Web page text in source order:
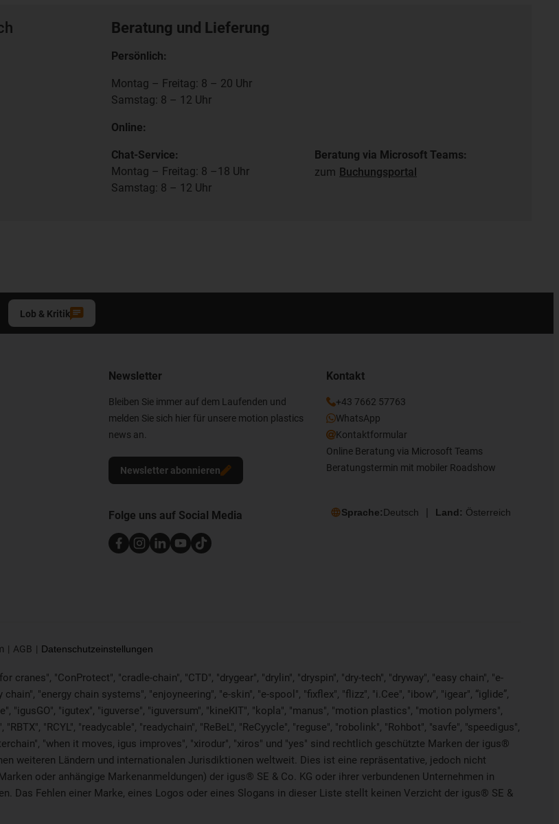
Beratung und Lieferung
Persönlich:
Montag – Freitag: 8 – 20 Uhr
Samstag: 8 – 12 Uhr
Online:
Chat-Service:
Montag – Freitag: 8 –18 Uhr
Samstag: 8 – 12 Uhr
Beratung via Microsoft Teams:
zum Buchungsportal
Lob & Kritik
Newsletter
Bleiben Sie immer auf dem Laufenden und
melden Sie sich hier für unsere motion plastics
news an.
Newsletter abonnieren
Kontakt
+43 7662 57763
WhatsApp
Kontaktformular
Online Beratung via Microsoft Teams
Beratungstermin mit mobiler Roadshow
Folge uns auf Social Media Sprache:Deutsch Land: Österreich
AGB Datenschutzeinstellungen
cranes", "ConProtect", "cradle-chain", "CTD", "drygear", "drylin", "dryspin", "dry-tech", "dryway", "easy chain", "e-
"energy chain systems", "enjoyneering", "e-skin", "e-spool", "fixflex", "flizz", "i.Cee", "ibow", "igear", “iglide”,
"igusGO", "igutex", "iguverse", "iguversum", "kineKIT", "kopla", "manus", "motion plastics", "motion polymers",
"RCYL", "readycable", "readychain", "ReBeL", "ReCyycle", "reguse", "robolink", "Rohbot", "savfe", "speedigus",
"when it moves, igus improves", "xirodur", "xiros" und "yes" sind rechtlich geschützte Marken der igus®
weiteren Ländern und internationalen Jurisdiktionen weltweit. Dies ist eine repräsentative, jedoch nicht
oder anhängige Markenanmeldungen) der igus® SE & Co. KG oder ihrer verbundenen Unternehmen in
Das Fehlen einer Marke, eines Logos oder eines Slogans in dieser Liste stellt keinen Verzicht der igus® SE &